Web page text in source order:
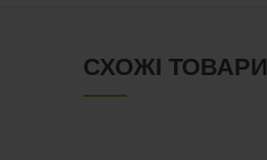
СХОЖІ ТОВАРИ